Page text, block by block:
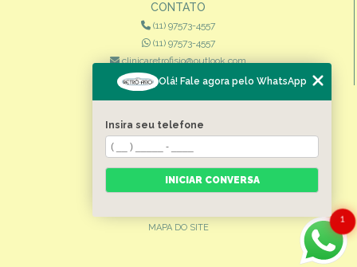
CONTATO
(11) 97573-4557
(11) 97573-4557
clinicaretrofisio@outlook.com
MENU
HOME
QUEM SOMOS
ESPECIALIDADES
CONTATO
MAPA DO SITE
1
Olá! Fale agora pelo WhatsApp
Insira seu telefone
INICIAR CONVERSA